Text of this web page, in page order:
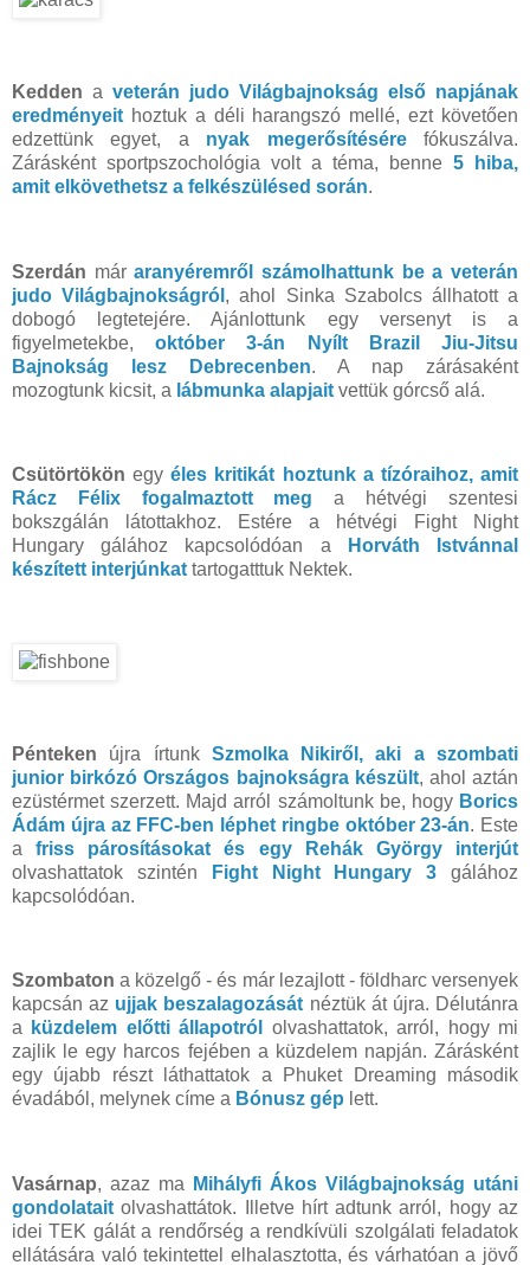
Kedden a veterán judo Világbajnokság első napjának
eredményeit hoztuk a déli harangszó mellé, ezt követően
edzettünk egyet, a nyak megerősítésére
fókuszálva.
Zárásként sportpszochológia volt a téma, benne 5 hiba,
amit elkövethetsz a felkészülésed során.
Szerdán máraranyéremről számolhattunk be a veterán
judo Világbajnokságról , ahol Sinka Szabolcs állhatott a
dobogó legtetejére. Ajánlottunk egy versenyt is a
figyelmetekbe,október 3-án Nyílt Brazil Jiu-Jitsu
Bajnokság lesz Debrecenben. A nap zárásaként
mozogtunk kicsit, a lábmunka alapjait vettük górcső alá.
Csütörtökön egyéles kritikát hoztunk a tízóraihoz, amit
Rácz Félix fogalmaztott meg
a hétvégi szentesi
bokszgálán látottakhoz. Estére a hétvégi Fight Night
Hungary gálához kapcsolódóan a
Horváth Istvánnal
készített interjúnkat tartogatttuk Nektek.
Pénteken újra írtunk Szmolka Nikiről, aki a szombati
junior birkózó Országos bajnokságra készült, ahol aztán
ezüstérmet szerzett. Majd arról számoltunk be, hogy Borics
Ádám újra az FFC-ben léphet ringbe október 23-án. Este
afriss párosításokat és egy Rehák György interjút
olvashattatok szintén
Fight Night Hungary 3 gálához
kapcsolódóan.
Szombaton a közelgő - és már lezajlott - földharc versenyek
kapcsán az ujjak beszalagozását néztük át újra. Délutánra
a
küzdelem előtti állapotról
olvashattatok, arról, hogy mi
zajlik le egy harcos fejében a küzdelem napján. Zárásként
egy újabb részt láthattatok a Phuket Dreaming második
évadából, melynek címe a Bónusz gép lett.
Vasárnap, azaz ma
Mihályfi Ákos Világbajnokság utáni
gondolatait olvashattátok. Illetve hírt adtunk arról, hogy az
idei TEK gálát a rendőrség a rendkívüli szolgálati feladatok
ellátására való tekintettel elhalasztotta, és várhatóan a jövő